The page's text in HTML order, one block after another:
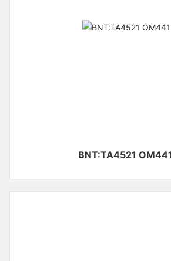
BNT:TA4521